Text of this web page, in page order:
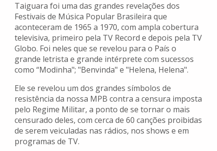
Taiguara foi uma das grandes revelações dos
Festivais de Música Popular Brasileira que
aconteceram de 1965 a 1970, com ampla cobertura
televisiva, primeiro pela TV Record e depois pela TV
Globo. Foi neles que se revelou para o País o
grande letrista e grande intérprete com sucessos
como “Modinha"; "Benvinda" e "Helena, Helena".
Ele se revelou um dos grandes símbolos de
resistência da nossa MPB contra a censura imposta
pelo Regime Militar, a ponto de se tornar o mais
censurado deles, com cerca de 60 canções proibidas
de serem veiculadas nas rádios, nos shows e em
programas de TV.